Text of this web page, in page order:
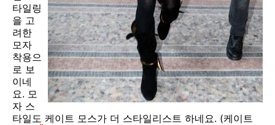
타일링
을 고
려한
모자
착용으
로 보
이네
요. 모
자 스
타일도 케이트 모스가 더 스타일리스트 하네요. (케이트